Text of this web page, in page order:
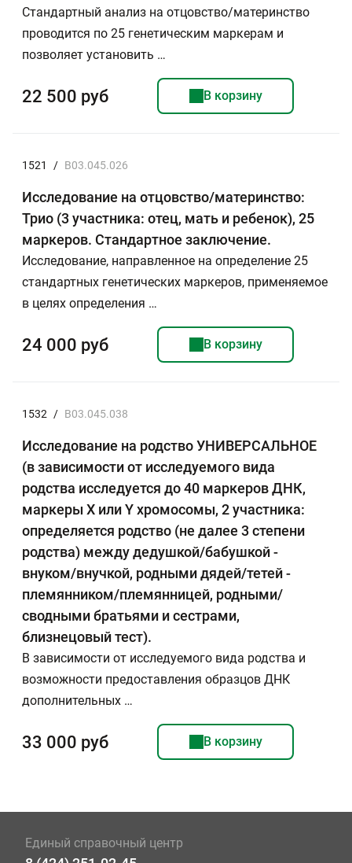
Стандартный анализ на отцовство/материнство
проводится по 25 генетическим маркерам и
позволяет установить …
22 500 руб В корзину
1521 / B03.045.026
Исследование на отцовство/материнство:
Трио (3 участника: отец, мать и ребенок), 25
маркеров. Стандартное заключение.
Исследование, направленное на определение 25
стандартных генетических маркеров, применяемое
в целях определения …
24 000 руб В корзину
1532 / B03.045.038
Исследование на родство УНИВЕРСАЛЬНОЕ
(в зависимости от исследуемого вида
родства исследуется до 40 маркеров ДНК,
маркеры Х или Y хромосомы, 2 участника:
определяется родство (не далее 3 степени
родства) между дедушкой/бабушкой -
внуком/внучкой, родными дядей/тетей -
племянником/племянницей, родными/
сводными братьями и сестрами,
близнецовый тест).
В зависимости от исследуемого вида родства и
возможности предоставления образцов ДНК
дополнительных …
33 000 руб В корзину
Единый справочный центр